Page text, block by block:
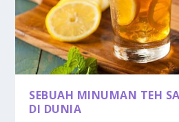
SEBUAH MINUMAN TEH
DI DUNIA